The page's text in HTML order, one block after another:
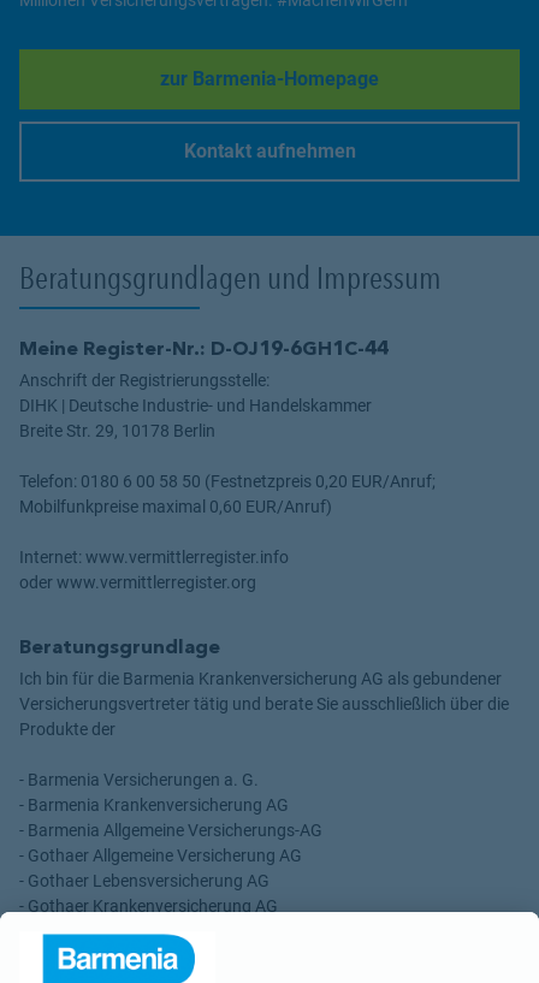
zur Barmenia-Homepage
Link Opens in New Tab
Kontakt aufnehmen
Beratungsgrundlagen und Impressum
Meine Register-Nr.: D-OJ19-6GH1C-44
Anschrift der Registrierungsstelle:
DIHK | Deutsche Industrie- und Handelskammer
Breite Str. 29, 10178 Berlin
Telefon: 0180 6 00 58 50 (Festnetzpreis 0,20 EUR/Anruf;
Mobilfunkpreise maximal 0,60 EUR/Anruf)
Internet: www.vermittlerregister.info
oder www.vermittlerregister.org
Beratungsgrundlage
Ich bin für die Barmenia Krankenversicherung AG als gebundener
Versicherungsvertreter tätig und berate Sie ausschließlich über die
Produkte der
- Barmenia Versicherungen a. G.
- Barmenia Krankenversicherung AG
- Barmenia Allgemeine Versicherungs-AG
- Gothaer Allgemeine Versicherung AG
- Gothaer Lebensversicherung AG
- Gothaer Krankenversicherung AG
- ROLAND Rechtsschutz-Versicherungs-AG
- ROLAND Schutzbrief-Versicherung AG